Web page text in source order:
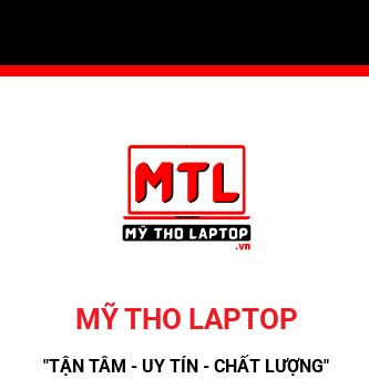
MỸ THO LAPTOP
"TẬN TÂM - UY TÍN - CHẤT LƯỢNG"